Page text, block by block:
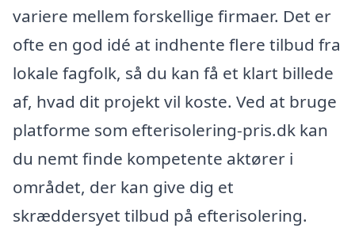
variere mellem forskellige firmaer. Det er
ofte en god idé at indhente flere tilbud fra
lokale fagfolk, så du kan få et klart billede
af, hvad dit projekt vil koste. Ved at bruge
platforme som efterisolering-pris.dk kan
du nemt finde kompetente aktører i
området, der kan give dig et
skræddersyet tilbud på efterisolering.